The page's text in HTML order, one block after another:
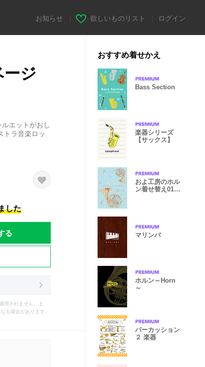
お知らせ 欲しいものリスト ログイン
ジ
エットがおし
トラ音楽ロッ
した
る
用されません。ま
る場合があります。
おすすめ着せかえ
Bass Section
楽器シリーズ
【サックス】
およ工房のホル
ン着せ替え01青
マリンバ
ホルン～Horn
～
パーカッション
２ 楽器